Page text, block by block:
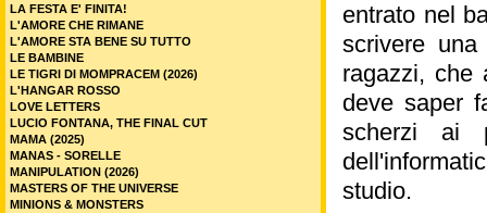
entrato nel
scrivere
ragazzi, che
deve saper
scherzi ai
studio.
LA FESTA E' FINITA!
L'AMORE CHE RIMANE
L'AMORE STA BENE SU TUTTO
LE BAMBINE
LE TIGRI DI MOMPRACEM (2026)
L'HANGAR ROSSO
LOVE LETTERS
LUCIO FONTANA, THE FINAL CUT
MAMA (2025)
MANAS - SORELLE
MANIPULATION (2026)
MASTERS OF THE UNIVERSE
MINIONS & MONSTERS